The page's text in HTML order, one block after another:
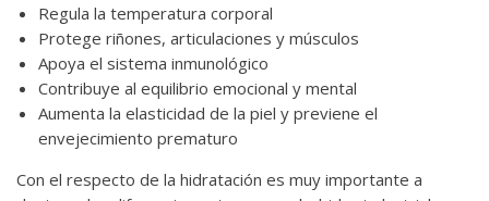
Regula la temperatura corporal
Protege riñones, articulaciones y músculos
Apoya el sistema inmunológico
Contribuye al equilibrio emocional y mental
Aumenta la elasticidad de la piel y previene el
envejecimiento prematuro
Con el respecto de la hidratación es muy importante a